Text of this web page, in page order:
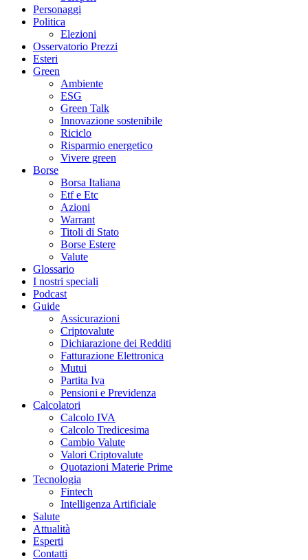
Personaggi
Politica
Elezioni
Osservatorio Prezzi
Esteri
Green
Ambiente
ESG
Green Talk
Innovazione sostenibile
Riciclo
Risparmio energetico
Vivere green
Borse
Borsa Italiana
Etf e Etc
Azioni
Warrant
Titoli di Stato
Borse Estere
Valute
Glossario
I nostri speciali
Podcast
Guide
Assicurazioni
Criptovalute
Dichiarazione dei Redditi
Fatturazione Elettronica
Mutui
Partita Iva
Pensioni e Previdenza
Calcolatori
Calcolo IVA
Calcolo Tredicesima
Cambio Valute
Valori Criptovalute
Quotazioni Materie Prime
Tecnologia
Fintech
Intelligenza Artificiale
Salute
Attualità
Esperti
Contatti